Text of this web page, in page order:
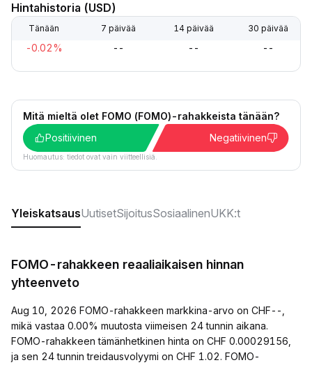
Hintahistoria (USD)
Tänään 7 päivää 14 päivää 30 päivää
-0.02% -- -- --
Mitä mieltä olet FOMO (FOMO)-rahakkeista tänään?
Positiivinen
Negatiivinen
Huomautus: tiedot ovat vain viitteellisiä.
YleiskatsausUutisetSijoitusSosiaalinenUKK:t
FOMO-rahakkeen reaaliaikaisen hinnan
yhteenveto
Aug 10, 2026 FOMO-rahakkeen markkina-arvo on CHF--,
mikä vastaa 0.00% muutosta viimeisen 24 tunnin aikana.
FOMO-rahakkeen tämänhetkinen hinta on CHF 0.00029156,
ja sen 24 tunnin treidausvolyymi on CHF 1.02. FOMO-